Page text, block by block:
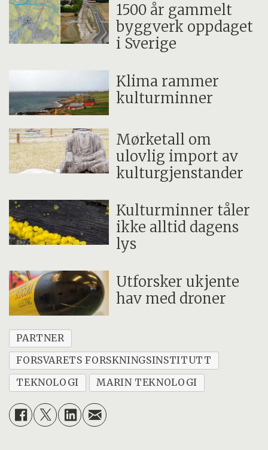
1500 år gammelt
byggverk oppdaget
i Sverige
Klima rammer
kulturminner
Mørketall om
ulovlig import av
kulturgjenstander
Kulturminner tåler
ikke alltid dagens
lys
Utforsker ukjente
hav med droner
PARTNER
FORSVARETS FORSKNINGSINSTITUTT
TEKNOLOGI
MARIN TEKNOLOGI